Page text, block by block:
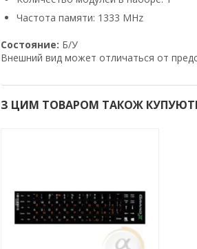
Частота памяти: 1333 MHz
Состояние: Б/У
Bнeшний вид мoжeт oтличaтьcя oт
З ЦИМ ТОВАРОМ ТАКОЖ